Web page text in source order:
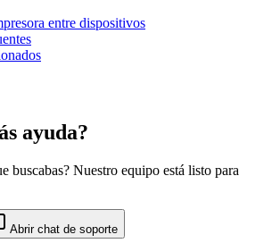
entre dispositivos
ayuda?
buscabas? Nuestro equipo está listo para
Abrir chat de soporte